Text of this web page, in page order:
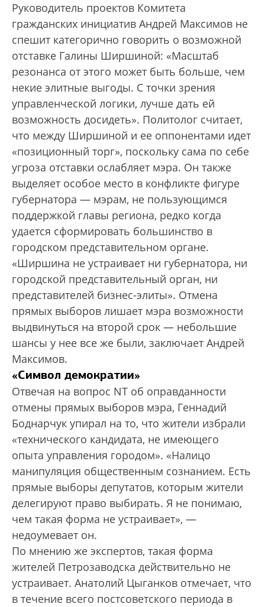
Руководитель проектов Комитета
гражданских инициатив Андрей Максимов не
спешит категорично говорить о возможной
отставке Галины Ширшиной: «Масштаб
резонанса от этого может быть больше, чем
некие элитные выгоды. С точки зрения
управленческой логики, лучше дать ей
возможность досидеть». Политолог считает,
что между Ширшиной и ее оппонентами идет
«позиционный торг», поскольку сама по себе
угроза отставки ослабляет мэра. Он также
выделяет особое место в конфликте фигуре
губернатора — мэрам, не пользующимся
поддержкой главы региона, редко когда
удается сформировать большинство в
городском представительном органе.
«Ширшина не устраивает ни губернатора, ни
городской представительный орган, ни
представителей бизнес-элиты». Отмена
прямых выборов лишает мэра возможности
выдвинуться на второй срок — небольшие
шансы у нее все же были, заключает Андрей
Максимов.
«Символ демократии»
Отвечая на вопрос NT об оправданности
отмены прямых выборов мэра, Геннадий
Боднарчук упирал на то, что жители избрали
«технического кандидата, не имеющего
опыта управления городом». «Налицо
манипуляция общественным сознанием. Есть
прямые выборы депутатов, которым жители
делегируют право выбирать. Я не понимаю,
чем такая форма не устраивает», —
недоумевает он.
По мнению же экспертов, такая форма
жителей Петрозаводска действительно не
устраивает. Анатолий Цыганков отмечает, что
в течение всего постсоветского периода в